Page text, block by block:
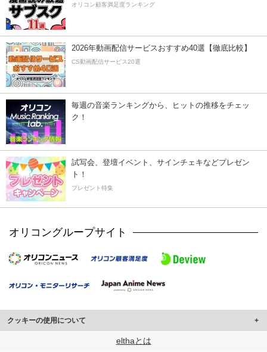
オリコン顧客満足度ランキング
2026年動画配信サービスおすすめ40選【徹底比較】
CS動画配信サービス20選
毎週の音楽ランキングから、ヒットの推移をチェッ
ク！
試写会、登壇イベント、サインチェキなどプレゼン
ト！
プレゼント特集
オリコングループサイト
クッキーの使用について
このサイトでは Cookie を使用して、ユーザーに合わせたコンテンツや広告の
elthaとは